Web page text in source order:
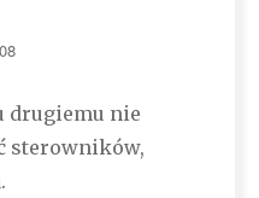
drugiemu nie
sterowników,